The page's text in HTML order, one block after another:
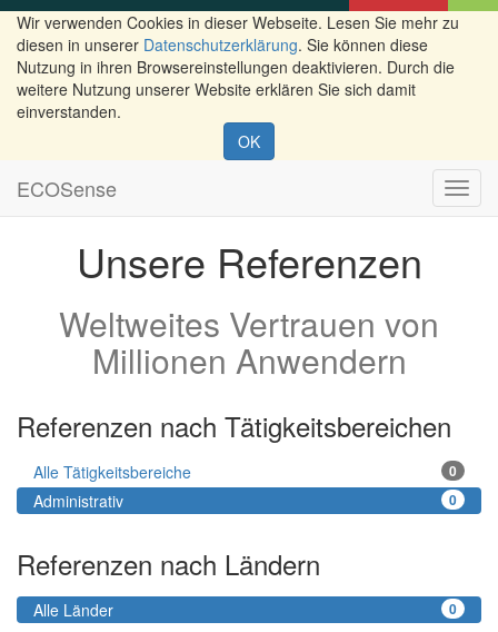
Wir verwenden Cookies in dieser Webseite. Lesen Sie mehr zu
diesen in unserer Datenschutzerklärung. Sie können diese
Nutzung in ihren Browsereinstellungen deaktivieren. Durch die
weitere Nutzung unserer Website erklären Sie sich damit
einverstanden.
OK
ein-/
ECOSense
Unsere Referenzen
Weltweites Vertrauen von
Millionen Anwendern
Referenzen nach Tätigkeitsbereichen
0
Alle Tätigkeitsbereiche
0
Administrativ
Referenzen nach Ländern
0
Alle Länder